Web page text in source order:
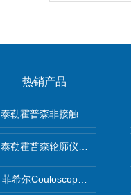
热销产品
泰勒霍普森非接触式轮廓仪
泰勒霍普森轮廓仪|TAYLOR
菲希尔Couloscope CMS2电